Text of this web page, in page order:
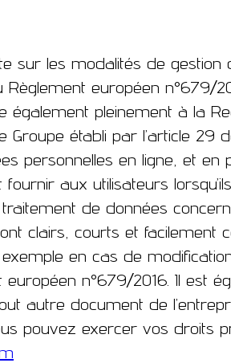
sur les modalités de
européen n°679/
également pleinement à la
établi par l’article 29
personnelles en ligne, et
aux utilisateurs
de données
clairs, courts et facilement
en cas de
n°679/2016. Il est
autre document de
pouvez exercer vos droits